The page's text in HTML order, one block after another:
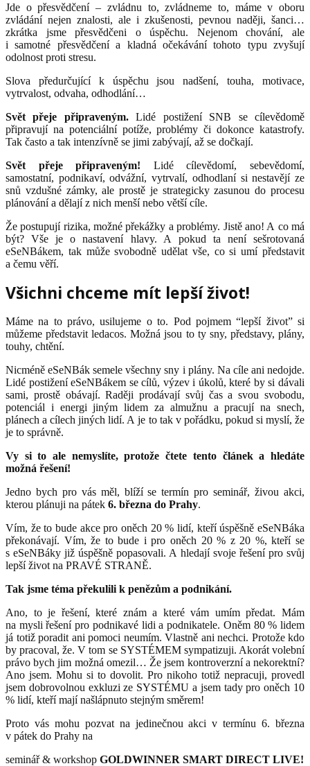
Jde o přesvědčení – zvládnu to, zvládneme to, máme v oboru
zvládání nejen znalosti, ale i zkušenosti, pevnou naději, šanci…
zkrátka jsme přesvědčeni o úspěchu. Nejenom chování, ale
i samotné přesvědčení a kladná očekávání tohoto typu zvyšují
odolnost proti stresu.
Slova předurčující k úspěchu jsou nadšení, touha, motivace,
vytrvalost, odvaha, odhodlání…
Svět přeje připraveným.Lidé postižení SNB se cílevědomě
připravují na potenciální potíže, problémy či dokonce katastrofy.
Tak často a tak intenzívně se jimi zabývají, až se dočkají.
Svět přeje připraveným! Lidé cílevědomí, sebevědomí,
samostatní, podnikaví, odvážní, vytrvalí, odhodlaní si nestavějí ze
snů vzdušné zámky, ale prostě je strategicky zasunou do procesu
plánování a dělají z nich menší nebo větší cíle.
Že postupují rizika, možné překážky a problémy. Jistě ano! A co má
být? Vše je o nastavení hlavy. A pokud ta není sešrotovaná
eSeNBákem, tak může svobodně udělat vše, co si umí představit
a čemu věří.
Všichni chceme mít lepší život!
Máme na to právo, usilujeme o to. Pod pojmem “lepší život” si
můžeme představit ledacos. Možná jsou to ty sny, představy, plány,
touhy, chtění.
Nicméně eSeNBák semele všechny sny i plány. Na cíle ani nedojde.
Lidé postižení eSeNBákem se cílů, výzev i úkolů, které by si dávali
sami, prostě obávají. Raději prodávají svůj čas a svou svobodu,
potenciál i energi jiným lidem za almužnu a pracují na snech,
plánech a cílech jiných lidí. A je to tak v pořádku, pokud si myslí, že
je to správně.
Vy si to ale nemyslíte, protože čtete tento článek a hledáte
možná řešení!
Jedno bych pro vás měl, blíží se termín pro seminář, živou akci,
kterou plánuji na pátek 6. března do Prahy.
Vím, že to bude akce pro oněch 20 % lidí, kteří úspěšně eSeNBáka
překonávají. Vím, že to bude i pro oněch 20 % z 20 %, kteří se
s eSeNBáky již úspěšně popasovali. A hledají svoje řešení pro svůj
lepší život na PRAVÉ STRANĚ.
Tak jsme téma překulili k penězům a podnikání.
Ano, to je řešení, které znám a které vám umím předat. Mám
na mysli řešení pro podnikavé lidi a podnikatele. Oněm 80 % lidem
já totiž poradit ani pomoci neumím. Vlastně ani nechci. Protože kdo
by pracoval, že. V tom se SYSTÉMEM sympatizuji. Akorát volební
právo bych jim možná omezil… Že jsem kontroverzní a nekorektní?
Ano jsem. Mohu si to dovolit. Pro nikoho totiž nepracuji, provedl
jsem dobrovolnou exkluzi ze SYSTÉMU a jsem tady pro oněch 10
% lidí, kteří mají našlápnuto stejným směrem!
Proto vás mohu pozvat na jedinečnou akci v termínu 6. března
v pátek do Prahy na
seminář & workshop GOLDWINNER SMART DIRECT LIVE!